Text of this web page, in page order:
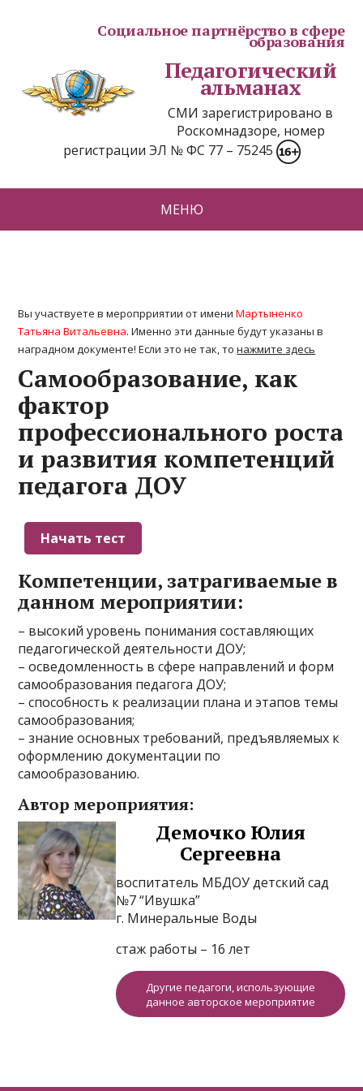
Социальное партнёрство в сфере
образования
Педагогический
альманах
СМИ зарегистрировано в
Роскомнадзоре, номер
регистрации ЭЛ № ФС 77 – 75245
МЕНЮ
Вы участвуете в меропрриятии от имениМартыненко
Татьяна Витальевна. Именно эти данные будут указаны в
наградном документе! Если это не так, тонажмите здесь
Самообразование, как
фактор
профессионального роста
и развития компетенций
педагога ДОУ
Компетенции, затрагиваемые в
данном мероприятии:
– высокий уровень понимания составляющих
педагогической деятельности ДОУ;
– осведомленность в сфере направлений и форм
самообразования педагога ДОУ;
– способность к реализации плана и этапов темы
самообразования;
– знание основных требований, предъявляемых к
оформлению документации по
самообразованию.
Автор мероприятия:
Демочко Юлия
Сергеевна
воспитатель МБДОУ детский сад
№7 “Ивушка”
г. Минеральные Воды
стаж работы – 16 лет
Другие педагоги, использующие
данное авторское мероприятие